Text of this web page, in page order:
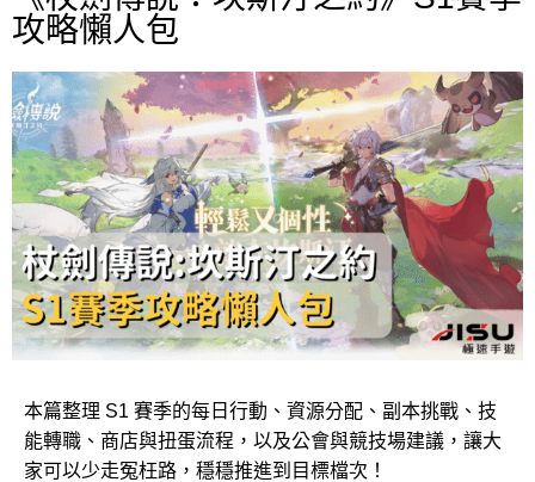
攻略懶人包
本篇整理 S1 賽季的每日行動、資源分配、副本挑戰、技
能轉職、商店與扭蛋流程，以及公會與競技場建議，讓大
家可以少走冤枉路，穩穩推進到目標檔次！